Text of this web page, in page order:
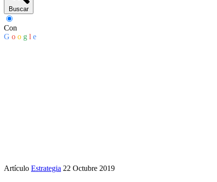
Buscar
Con
G o o g l e
Artículo Estrategia 22 Octubre 2019